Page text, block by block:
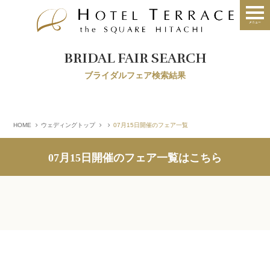
BRIDAL FAIR SEARCH
ブライダルフェア検索結果
HOME ウェディングトップ 07月15日開催のフェア一覧
07月15日開催のフェア一覧はこちら